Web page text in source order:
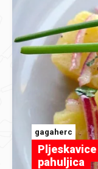
gagaherc
pahuljica